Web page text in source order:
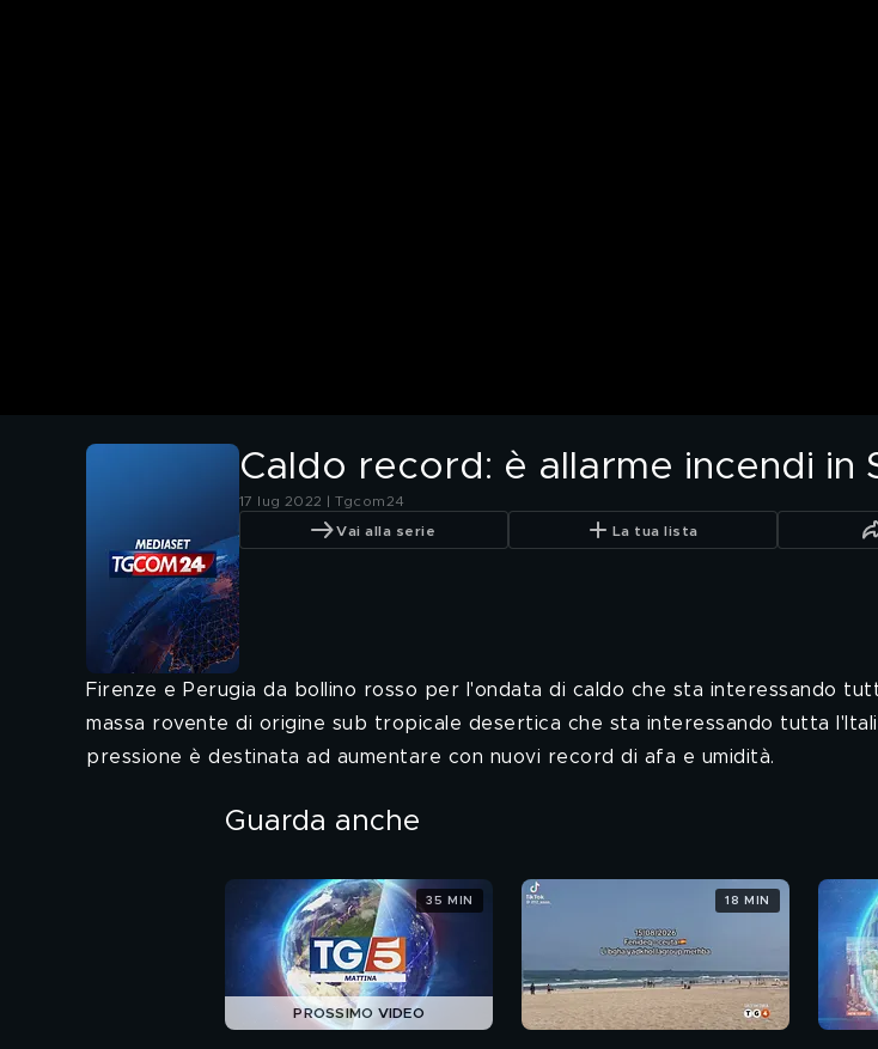
Caldo record: è allarme incendi in
17 lug 2022 | Tgcom24
Vai alla serie La tua lista
Firenze e Perugia da bollino rosso per l'ondata di caldo che sta interessando
massa rovente di origine sub tropicale desertica che sta interessando tutta
pressione è destinata ad aumentare con nuovi record di afa e umidità.
Guarda anche
PROSSIMO VIDEO
35 MIN 18 MIN